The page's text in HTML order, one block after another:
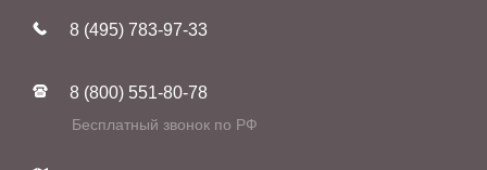
Фабрики
Реставрация
Контакты
8 (495) 783-97-33
8 (800) 551-80-78
Бесплатный звонок по РФ